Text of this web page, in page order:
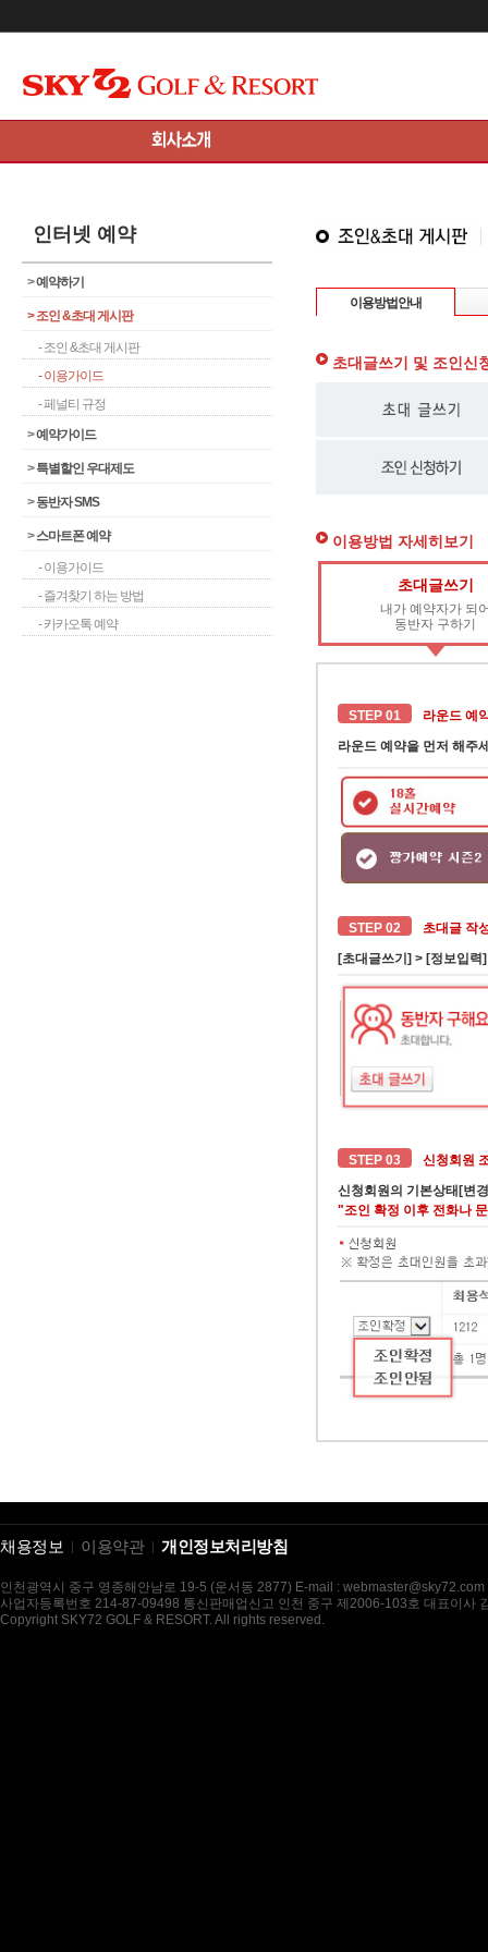
인터넷 예약
>예약하기
>조인 &초대 게시판
- 조인 &초대 게시판
- 이용가이드
- 페널티 규정
>예약가이드
>특별할인 우대제도
>동반자 SMS
>스마트폰 예약
- 이용가이드
- 즐겨찾기 하는 방법
- 카카오톡 예약
이용방법안내
초대글쓰기 및 조인신
이용방법 자세히보기
초대글쓰기
내가 예약자가 되
동반자 구하기
STEP 01
라운드 예
라운드 예약을 먼저 해주
STEP 02
초대글 작
[초대글쓰기] > [정보입력
STEP 03
신청회원
신청회원의 기본상태[변
"조인 확정 이후 전화나
채용정보 이용약관 개인정보처리방침
인천광역시 중구 영종해안남로 19-5 (운서동 2877) E-mail : webmaster@sky72.com
사업자등록번호 214-87-09498 통신판매업신고 인천 중구 제2006-103호 대표이사
Copyright SKY72 GOLF & RESORT. All rights reserved.